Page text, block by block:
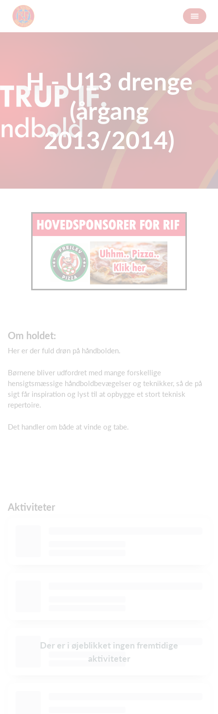
H - U13 drenge
(årgang
2013/2014)
Om holdet:
Her er der fuld drøn på håndbolden.
Børnene bliver udfordret med mange forskellige
hensigtsmæssige håndboldbevægelser og teknikker, så de på
sigt får inspiration og lyst til at opbygge et stort teknisk
repertoire.
Det handler om både at vinde og tabe.
Aktiviteter
Der er i øjeblikket ingen fremtidige
aktiviteter